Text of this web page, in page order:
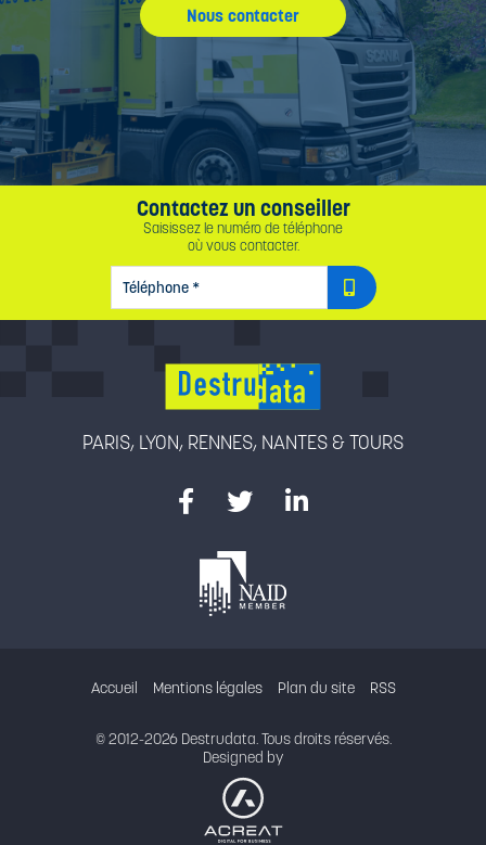
Nous contacter
Contactez un conseiller
Saisissez le numéro de téléphone
où vous contacter.
TÉLÉPHONE*
PARIS, LYON, RENNES, NANTES & TOURS
Accueil Mentions légales Plan du site RSS
© 2012-2026 Destrudata. Tous droits réservés.
Designed by